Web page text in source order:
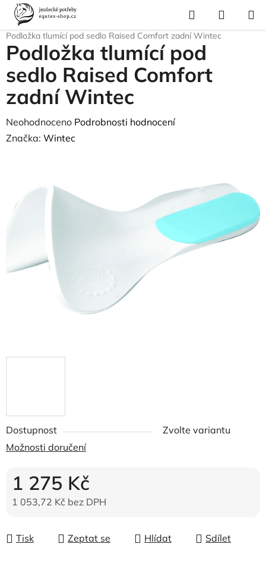
Přejít
obsah
Hledat
KOŠÍK
Domů
Pro koně
Podložka tlumící pod sedlo Raised Comfort zadní Wintec
Dostupnost
Zvolte variantu
Možnosti doručení
1 275 Kč
1 053,72 Kč bez DPH
Tisk Zeptat se Hlídat Sdílet
Podložka tlumící pod
sedlo Raised Comfort
zadní Wintec
Průměrné
hodnocení
Neohodnoceno Podrobnosti hodnocení
Značka: Wintec